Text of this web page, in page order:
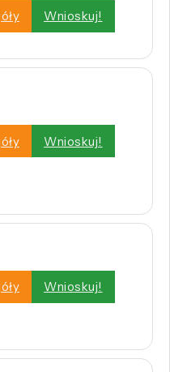
Wnioskuj!
Wnioskuj!
Wnioskuj!